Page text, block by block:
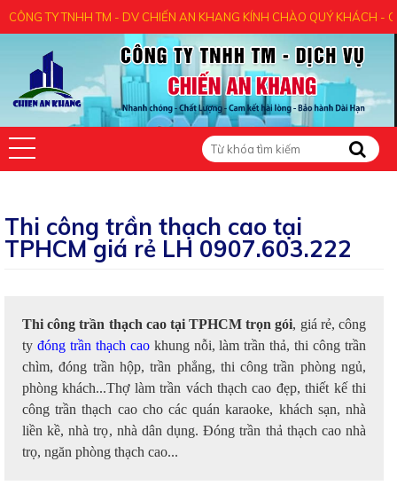
TNHH TM - DV CHIẾN AN KHANG KÍNH CHÀO QUÝ KHÁCH - CẢM
Thi công trần thạch cao tại
TPHCM giá rẻ LH 0907.603.222
Thi công trần thạch cao tại TPHCM trọn gói, giá rẻ, công
ty đóng trần thạch caokhung nỗi, làm trần thả, thi công trần
chìm, đóng trần hộp, trần phẳng, thi công trần phòng ngủ,
phòng khách...Thợ làm trần vách thạch cao đẹp, thiết kế thi
công trần thạch cao cho các quán karaoke, khách sạn, nhà
liền kề, nhà trọ, nhà dân dụng. Đóng trần thả thạch cao nhà
trọ, ngăn phòng thạch cao...